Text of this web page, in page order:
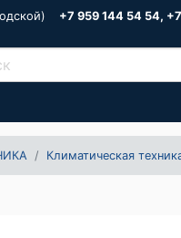
+7 959 144 54 54,
Климатическая